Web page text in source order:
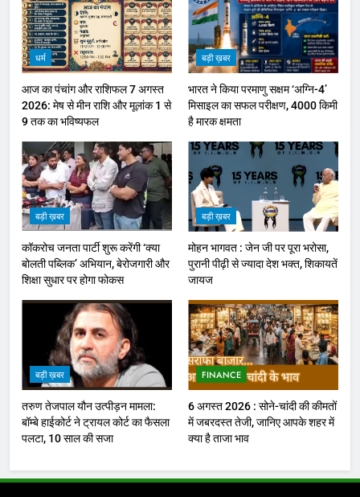
धर्म
आज का पंचांग और राशिफल 7 अगस्त
2026: मेष से मीन राशि और मूलांक 1 से
9 तक का भविष्यफल
बड़ी ख़बर
भारत ने किया परमाणु सक्षम ‘अग्नि-4’
मिसाइल का सफल परीक्षण, 4000 किमी
है मारक क्षमता
बड़ी ख़बर
कॉकरोच जनता पार्टी शुरू करेंगी ‘क्या
बोलती पब्लिक’ अभियान, बेरोजगारी और
शिक्षा सुधार पर होगा फोकस
बड़ी ख़बर
मोहन भागवत : जेन जी पर पूरा भरोसा,
पुरानी पीढ़ी से ज्यादा देश भक्त, शिकायतें
जायज
बड़ी ख़बर
तरुण तेजपाल यौन उत्पीड़न मामला:
बॉम्बे हाईकोर्ट ने ट्रायल कोर्ट का फैसला
पलटा, 10 साल की सजा
FINANCE
6 अगस्त 2026 : सोने-चांदी की कीमतों
में जबरदस्त तेजी, जानिए आपके शहर में
क्या है ताजा भाव